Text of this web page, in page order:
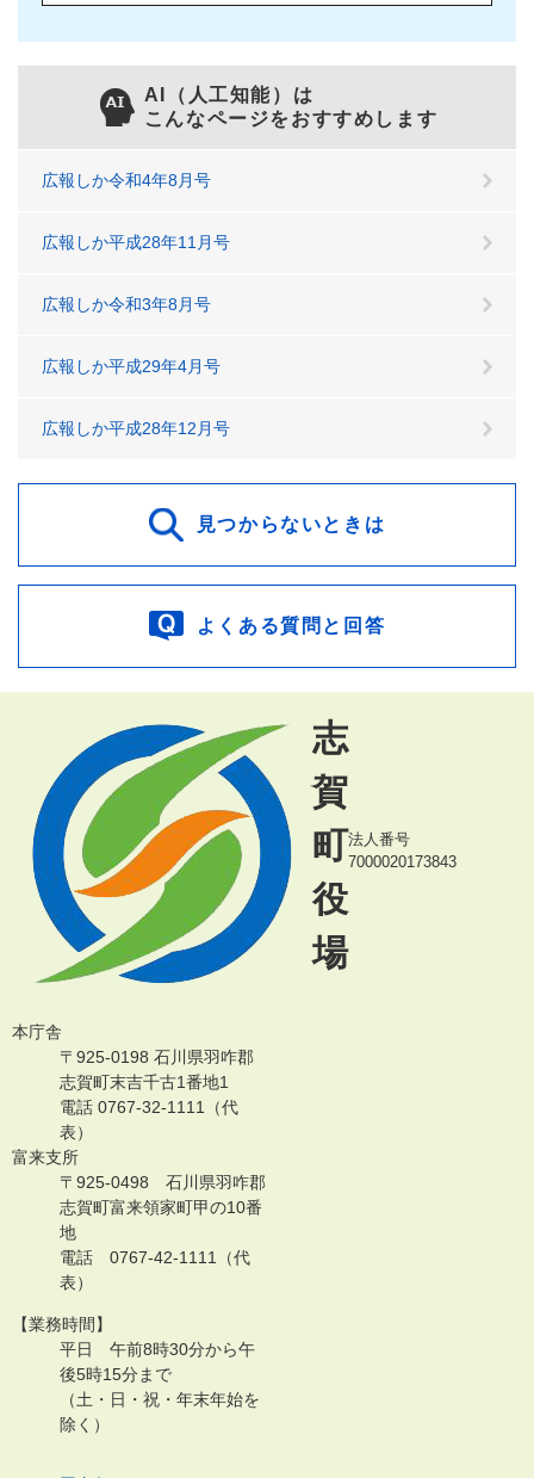
AI（人工知能）は
こんなページをおすすめします
広報しか令和4年8月号
広報しか平成28年11月号
広報しか令和3年8月号
広報しか平成29年4月号
広報しか平成28年12月号
見つからないときは
よくある質問と回答
志
賀
町
役
場
法人番号
7000020173843
本庁舎
〒925-0198 石川県羽咋郡
志賀町末吉千古1番地1
電話 0767-32-1111（代
表）
富来支所
〒925-0498 石川県羽咋郡
志賀町富来領家町甲の10番
地
電話 0767-42-1111（代
表）
【業務時間】
平日 午前8時30分から午
後5時15分まで
（土・日・祝・年末年始を
除く）